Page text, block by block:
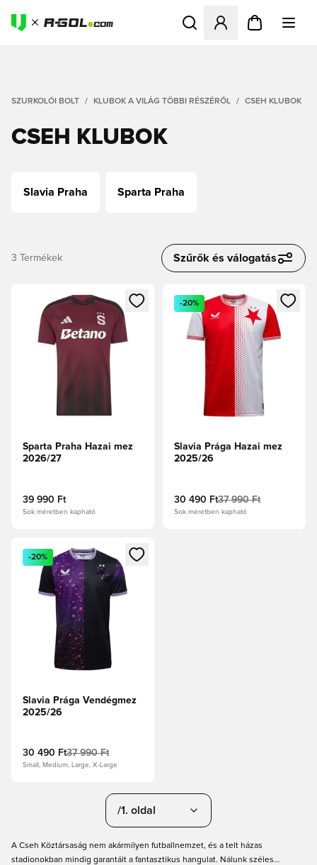
Megnyit egy modált a
SZURKOLÓI BOLT KLUBOK A VILÁG TÖBBI RÉSZÉRŐL CSEH KLUBOK
CSEH KLUBOK
Slavia Praha Sparta Praha
3 Termékek Szűrők és válogatás
Megnyit egy modált a bejelentkezéshez vagy a tagként
Sparta Praha Hazai mez
2026/27
39 990 Ft
Sok méretben kapható
Megnyit egy modált a
-20%
Slavia Prága Hazai mez
2025/26
30 490 Ft37 990 Ft
Sok méretben kapható
Megnyit egy modált a bejelentkezéshez vagy a tagként
-20%
Slavia Prága Vendégmez
2025/26
30 490 Ft37 990 Ft
Small, Medium, Large, X-Large
/1. oldal
A Cseh Köztársaság nem akármilyen futballnemzet, és a telt házas
stadionokban mindig garantált a fantasztikus hangulat. Nálunk széles